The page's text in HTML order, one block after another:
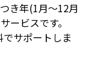
き年(1月～12月
ービスです。
サポートしま